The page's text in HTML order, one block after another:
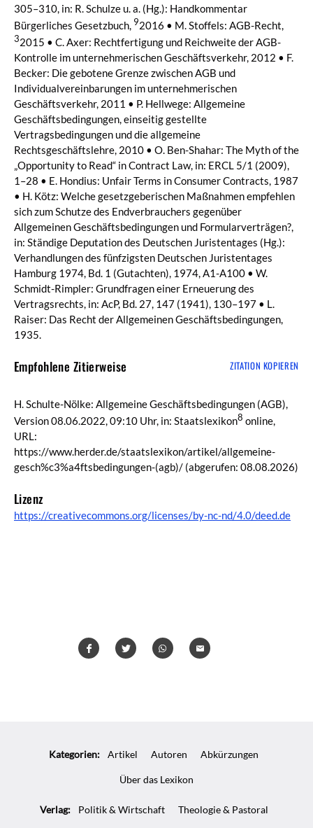
305–310, in: R. Schulze u. a. (Hg.): Handkommentar
Bürgerliches Gesetzbuch, 92016 • M. Stoffels: AGB-Recht,
32015 • C. Axer: Rechtfertigung und Reichweite der AGB-
Kontrolle im unternehmerischen Geschäftsverkehr, 2012 • F.
Becker: Die gebotene Grenze zwischen AGB und
Individualvereinbarungen im unternehmerischen
Geschäftsverkehr, 2011 • P. Hellwege: Allgemeine
Geschäftsbedingungen, einseitig gestellte
Vertragsbedingungen und die allgemeine
Rechtsgeschäftslehre, 2010 • O. Ben-Shahar: The Myth of the
„Opportunity to Read“ in Contract Law, in: ERCL 5/1 (2009),
1–28 • E. Hondius: Unfair Terms in Consumer Contracts, 1987
• H. Kötz: Welche gesetzgeberischen Maßnahmen empfehlen
sich zum Schutze des Endverbrauchers gegenüber
Allgemeinen Geschäftsbedingungen und Formularverträgen?,
in: Ständige Deputation des Deutschen Juristentages (Hg.):
Verhandlungen des fünfzigsten Deutschen Juristentages
Hamburg 1974, Bd. 1 (Gutachten), 1974, A1-A100 • W.
Schmidt-Rimpler: Grundfragen einer Erneuerung des
Vertragsrechts, in: AcP, Bd. 27, 147 (1941), 130–197 • L.
Raiser: Das Recht der Allgemeinen Geschäftsbedingungen,
1935.
Empfohlene Zitierweise ZITATION KOPIEREN
H. Schulte-Nölke: Allgemeine Geschäftsbedingungen (AGB),
Version 08.06.2022, 09:10 Uhr, in: Staatslexikon8 online,
URL:
https://www.herder.de/staatslexikon/artikel/allgemeine-
gesch%c3%a4ftsbedingungen-(agb)/ (abgerufen: 08.08.2026)
Lizenz
https://creativecommons.org/licenses/by-nc-nd/4.0/deed.de
InfosKategorien: Artikel Autoren Abkürzungen
Über das Lexikon
Verlag: Politik & Wirtschaft Theologie & Pastoral